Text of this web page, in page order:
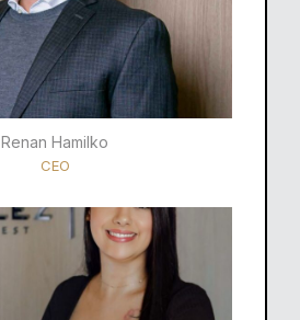
Renan Hamilko​
CEO